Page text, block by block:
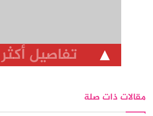
تفاصيل أكثر
مقالات ذات صلة